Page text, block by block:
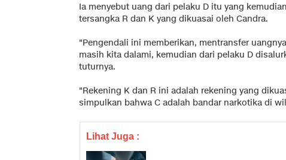
Ia menyebut uang dari pelaku D itu yang
tersangka R dan K yang dikuasai oleh Candra.
"Pengendali ini memberikan, mentransfer
masih kita dalami, kemudian dari pelaku D
tuturnya.
"Rekening K dan R ini adalah rekening yang
simpulkan bahwa C adalah bandar narkotika di
Lihat Juga :